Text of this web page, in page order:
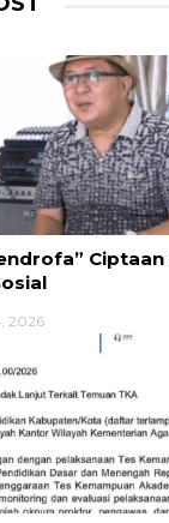
2026